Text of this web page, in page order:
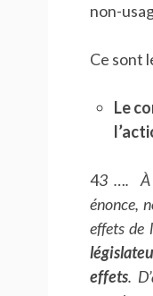
non-
Ce sont
Le
43 …. À
énonce,
effets de
effets.